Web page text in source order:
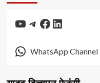
YouTube
Telegram
Facebook
LinkedIn
WhatsApp Channel